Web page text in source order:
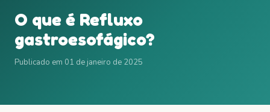
O que é Refluxo
gastroesofágico?
Publicado em 01 de janeiro de 2025